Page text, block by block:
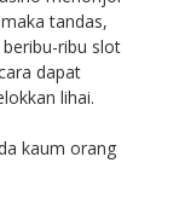
tandas,
ribu slot
dapat
lihai.
kaum orang